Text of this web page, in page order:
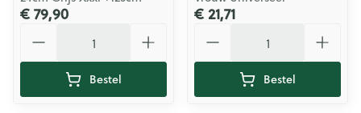
€ 79,90
Bestel
€ 21,71
Bestel